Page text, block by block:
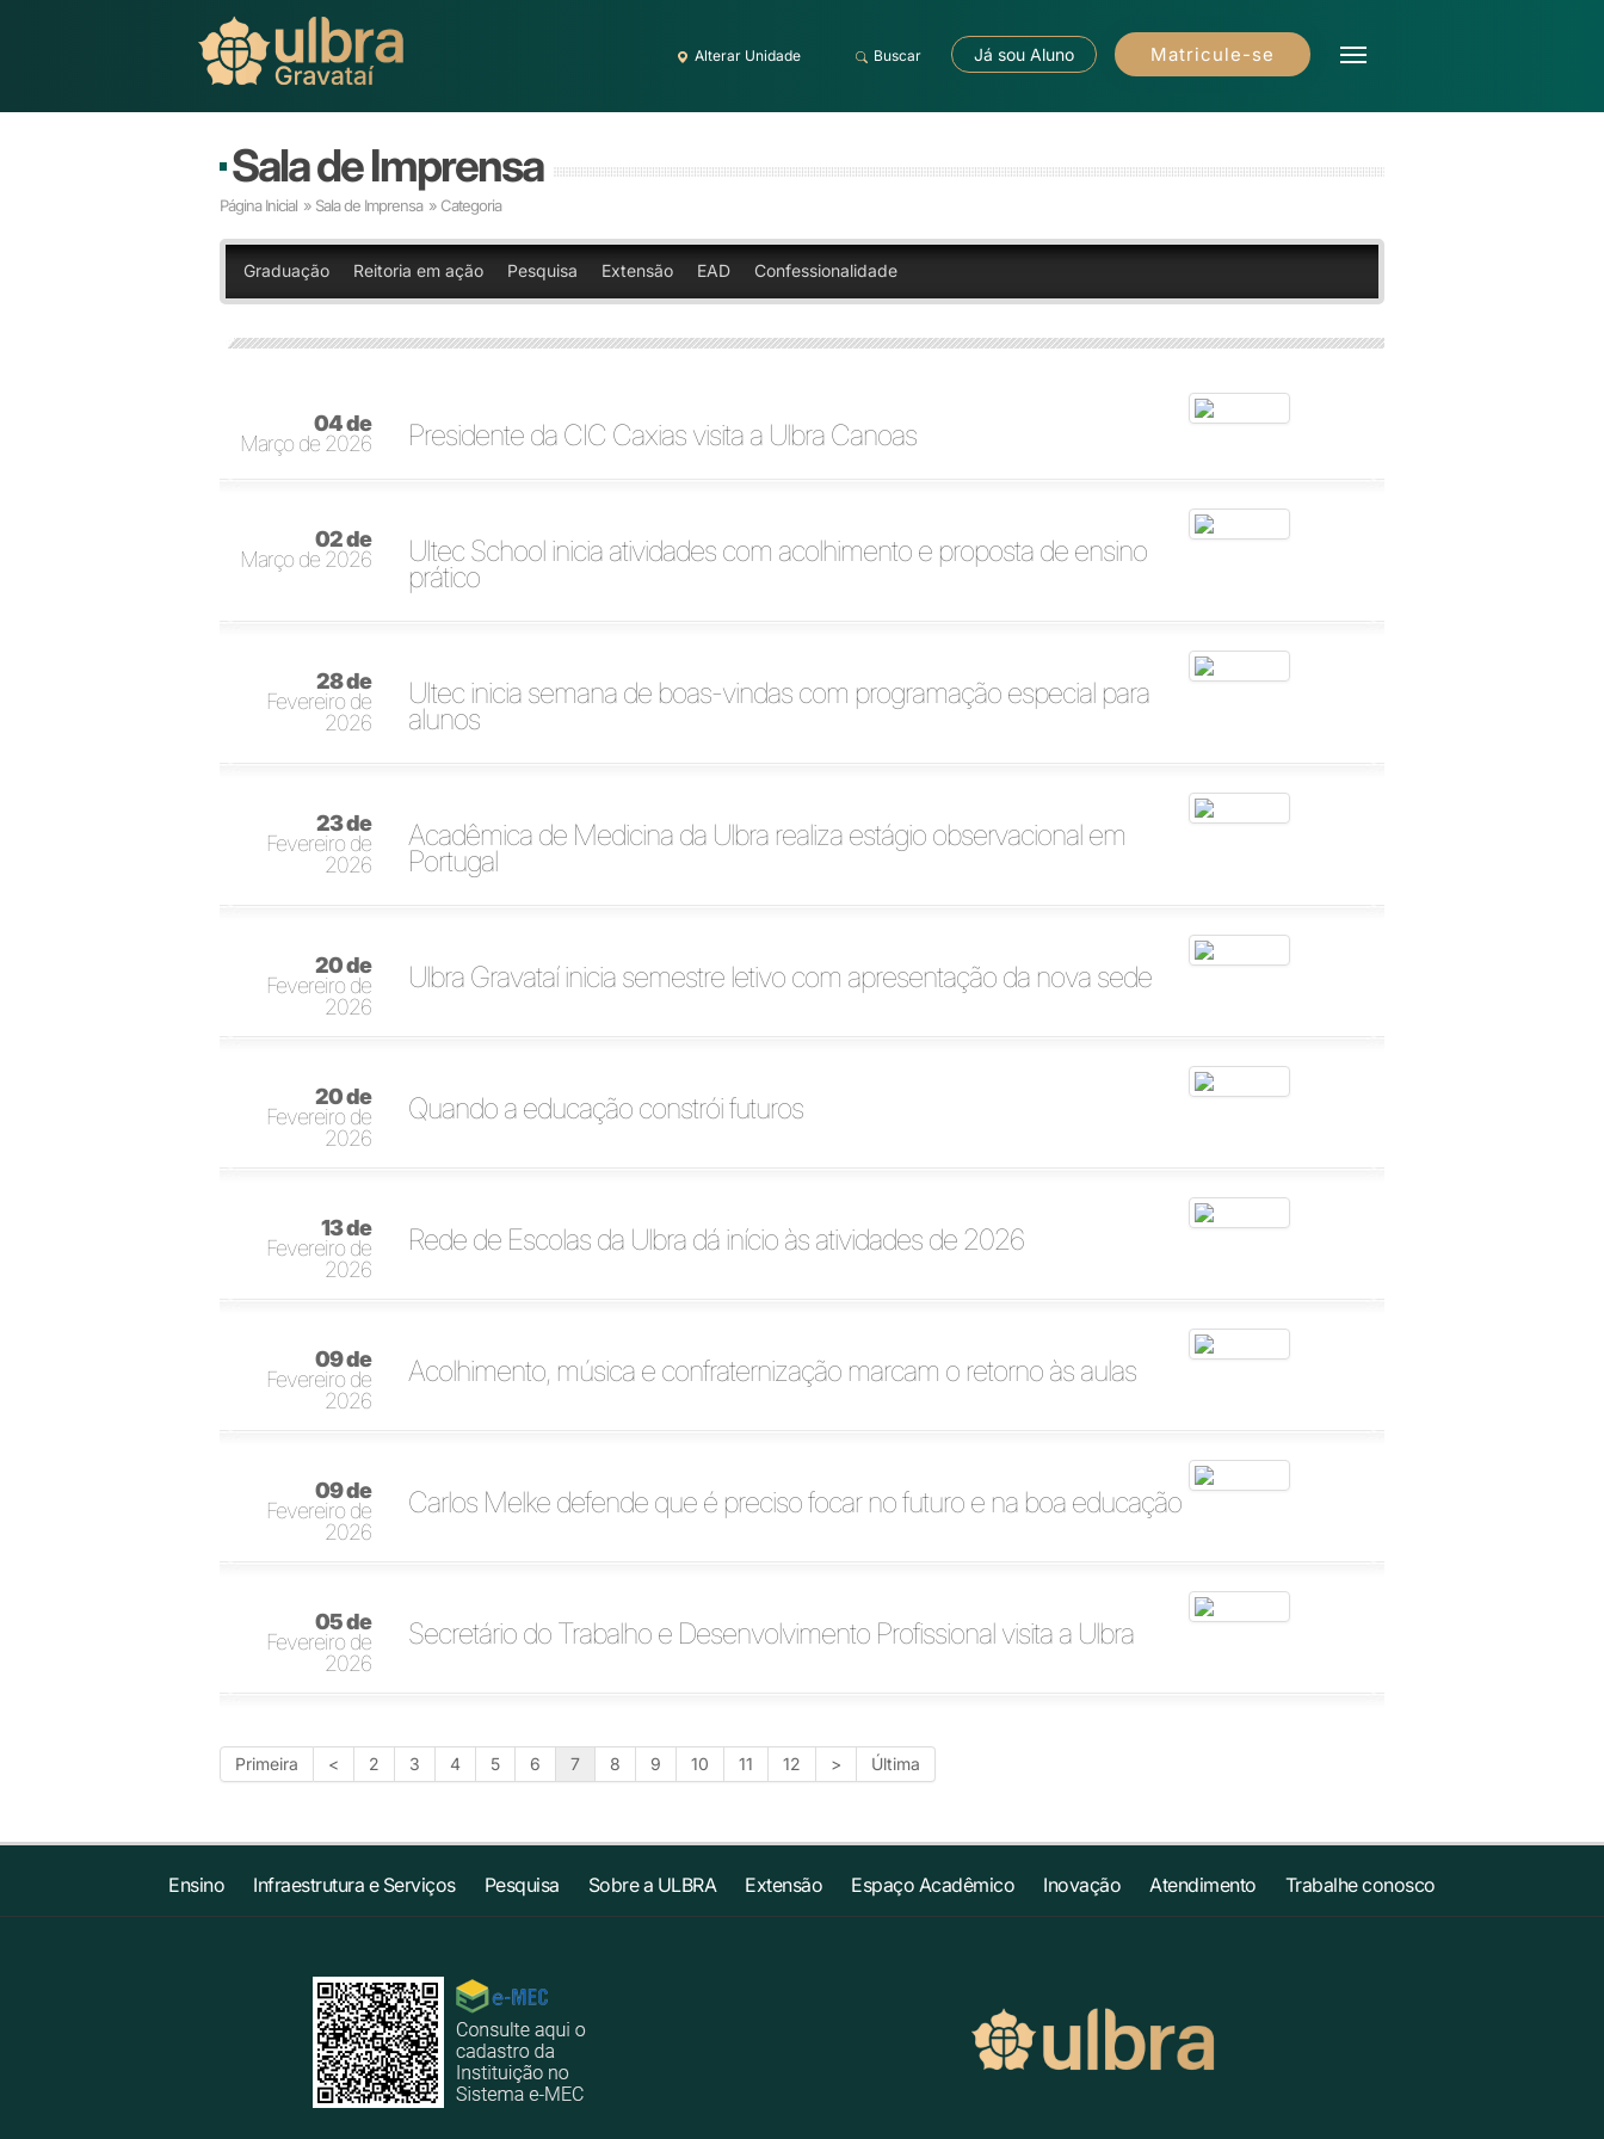
Alterar Unidade Buscar Já sou Aluno Matricule-se
Sala de Imprensa
Página Inicial » Sala de Imprensa » Categoria
Graduação Reitoria em ação Pesquisa Extensão EAD Confessionalidade
04 de
Março de 2026
Presidente da CIC Caxias visita a Ulbra Canoas
02 de
Março de 2026
Ultec School inicia atividades com acolhimento e proposta de ensino
prático
28 de
Fevereiro de
2026
Ultec inicia semana de boas-vindas com programação especial para
alunos
23 de
Fevereiro de
2026
Acadêmica de Medicina da Ulbra realiza estágio observacional em
Portugal
20 de
Fevereiro de
2026
Ulbra Gravataí inicia semestre letivo com apresentação da nova sede
20 de
Fevereiro de
2026
Quando a educação constrói futuros
13 de
Fevereiro de
2026
Rede de Escolas da Ulbra dá início às atividades de 2026
09 de
Fevereiro de
2026
Acolhimento, música e confraternização marcam o retorno às aulas
09 de
Fevereiro de
2026
Carlos Melke defende que é preciso focar no futuro e na boa educação
05 de
Fevereiro de
2026
Secretário do Trabalho e Desenvolvimento Profissional visita a Ulbra
Primeira < 2 3 4 5 6 7 8 9 10 11 12 > Última
Ensino Infraestrutura e Serviços Pesquisa Sobre a ULBRA Extensão Espaço Acadêmico Inovação Atendimento Trabalhe conosco